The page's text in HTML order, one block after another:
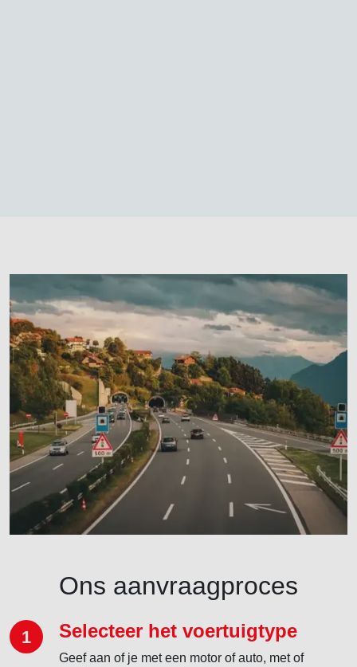
Ons aanvraagproces
1 Selecteer het voertuigtype
Geef aan of je met een motor of auto, met of